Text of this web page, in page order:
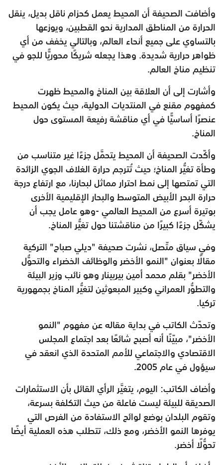
وأضافت الصحيفة أن المحيط يعمل كحزام ناقل بديل، ينقل
الحرارة من المناطق المدارية نحو القطبين، ويوزعها
بالتساوي على جميع أنحاء العالم، وبالتالي يخفف من أي
ظواهر حرارية شديدة. وهذا يجعله شريكًا محوريًّا للجو في
تنظيم مناخ العالم.
وأشارت إلى أن العلاقة بين المناخ والمحيط ظهرت
كمفهوم مقنع في المنتديات الدولية، حيث يكون المحيط
عنصرًا أساسيًّا في أي مناقشة رفيعة المستوى حول
المناخ.
وأكّدت الصحيفة أن المحيط يتحمَّل جزءًا غير متناسب من
وطأة تغيُّر المناخ؛ حيث تُترجم حرارة الغلاف الجوي الزائدة
التي تمتصها إلى نمط احترار مماثل لبحارنا، مع ارتفاع درجة
حرارة البحر الأبيض المتوسط والبحار الإقليمية الأخرى
بوتيرة أسرع من المحيط العالمي -وهو عامل يجب أن
يشكّل جزءًا كبيرًا من مناقشتنا حول تغيُّر المناخ.
وفي سياق متّصل، نشرت صحيفة "ديلي صباح" التركية
مقالًا بعنوان "النمو الأخضر والوظائف الخضراء والتحوُّل
الأخضر" بقلم محمد أمين بيربينار وهو نائب وزير البيئة
والتطوُّر العمراني وكبير المبعوثين لتغيُّر المناخ بجمهورية
تركيا.
وتحدّث الكاتب في بداية مقاله عن مفهوم "النمو
الأخضر"، مبيّنًا أنه أصبح شائعًا بعد اجتماع المجلس
الاقتصادي والاجتماعي للأمم المتحدة الذي انعقد في
سيؤول في عام 2005.
وأضاف الكاتب: اليوم، يتغيَّر الرأي القائل بأن الاستثمارات
الصديقة للبيئة ليست فاعلة من حيث التكلفة بسرعة،
وتقوم البلدان بوضع لوائح الاستفادة من الفرص التي
يوفرها النمو الأخضر، ومع ذلك، تتطلب هذه العملية أيضًا
تحوُّلًا أخضر.